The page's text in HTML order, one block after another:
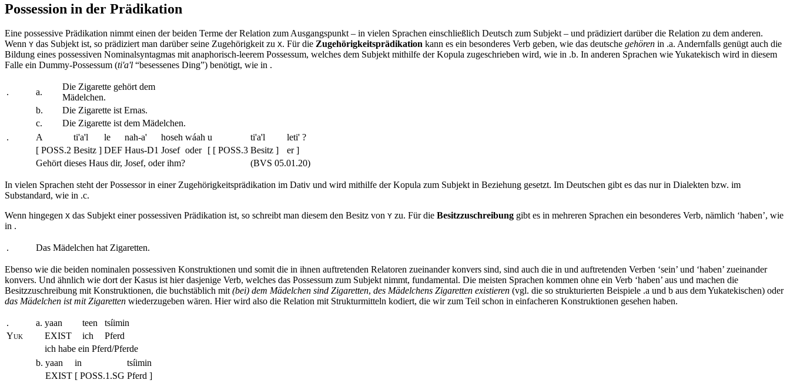
Possession in der Prädikation
Eine possessive Prädikation nimmt einen der beiden Terme der Relation zum Ausgangspunkt – in vielen Sprachen einschließlich Deutsch zum Subjekt – und prädiziert darüber die Relation zu dem anderen.
Wenn Y das Subjekt ist, so prädiziert man darüber seine Zugehörigkeit zu X. Für die Zugehörigkeitsprädikation kann es ein besonderes Verb geben, wie das deutsche gehören in .a. Andernfalls genügt auch die
Bildung eines possessiven Nominalsyntagmas mit anaphorisch-leerem Possessum, welches dem Subjekt mithilfe der Kopula zugeschrieben wird, wie in .b. In anderen Sprachen wie Yukatekisch wird in diesem
Falle ein Dummy-Possessum (ti'a'l “besessenes Ding”) benötigt, wie in .
. a.
Die Zigarette gehört dem
Mädelchen.
b.
Die Zigarette ist Ernas.
c.
Die Zigarette ist dem Mädelchen.
.
A ti'a'l le nah-a' hoseh wáah u ti'a'l
leti' ?
[ POSS.2 Besitz ] DEF Haus-D1 Josef oder [ [ POSS.3 Besitz ]
er ]
Gehört dieses Haus dir, Josef, oder ihm?
(BVS 05.01.20)
In vielen Sprachen steht der Possessor in einer Zugehörigkeitsprädikation im Dativ und wird mithilfe der Kopula zum Subjekt in Beziehung gesetzt. Im Deutschen gibt es das nur in Dialekten bzw. im
Substandard, wie in .c.
Wenn hingegen X das Subjekt einer possessiven Prädikation ist, so schreibt man diesem den Besitz von Y zu. Für die Besitzzuschreibung gibt es in mehreren Sprachen ein besonderes Verb, nämlich ‘haben’, wie
in .
. Das Mädelchen hat Zigaretten.
Ebenso wie die beiden nominalen possessiven Konstruktionen und somit die in ihnen auftretenden Relatoren zueinander konvers sind, sind auch die in und auftretenden Verben ‘sein’ und ‘haben’ zueinander
konvers. Und ähnlich wie dort der Kasus ist hier dasjenige Verb, welches das Possessum zum Subjekt nimmt, fundamental. Die meisten Sprachen kommen ohne ein Verb ‘haben’ aus und machen die
Besitzzuschreibung mit Konstruktionen, die buchstäblich mit(bei) dem Mädelchen sind Zigaretten, des Mädelchens Zigaretten existieren (vgl. die so strukturierten Beispiele .a und b aus dem Yukatekischen) oder
das Mädelchen ist mit Zigaretten wiederzugeben wären. Hier wird also die Relation mit Strukturmitteln kodiert, die wir zum Teil schon in einfacheren Konstruktionen gesehen haben.
. a. yaan teen
tsíimin
Yuk
EXIST ich
Pferd
ich habe ein Pferd/Pferde
b. yaan in
tsíimin
EXIST [ POSS.1.SG Pferd ]